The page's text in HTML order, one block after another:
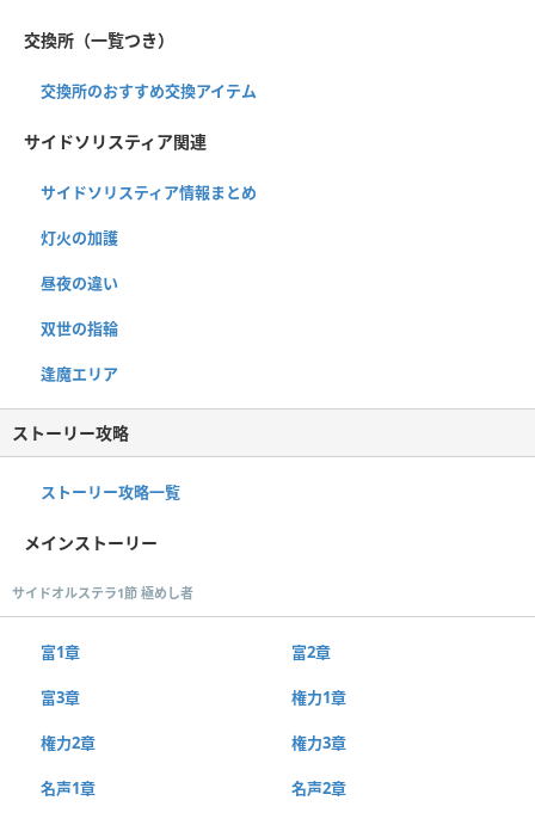
交換所（一覧つき）
交換所のおすすめ交換アイテム
サイドソリスティア関連
サイドソリスティア情報まとめ
灯火の加護
昼夜の違い
双世の指輪
逢魔エリア
ストーリー攻略
ストーリー攻略一覧
メインストーリー
サイドオルステラ1節 極めし者
富1章 富2章
富3章 権力1章
権力2章 権力3章
名声1章 名声2章